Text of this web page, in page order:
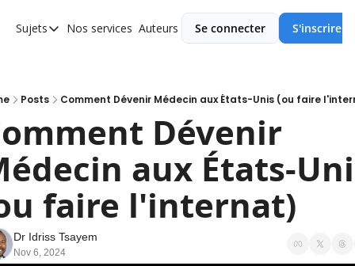
Sujets
Sujets
Europe
Afrique
Ameriques
Nos services Auteurs Se connecter S'inscrire
Posts Comment Dévenir Médecin aux États-Unis (ou faire
Dévenir
aux États-
faire l'internat)
Dr Idriss Tsayem
Nov 6, 2024